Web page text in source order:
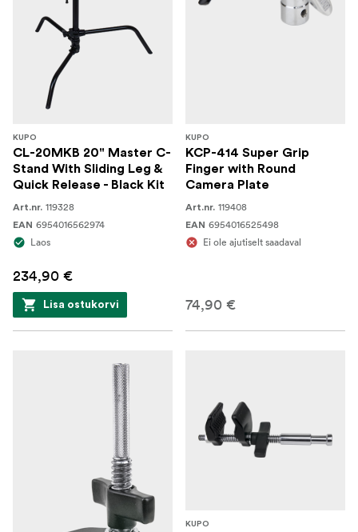
KUPO
CL-20MKB 20" Master C-
Stand With Sliding Leg &
Quick Release - Black Kit
Art.nr. 119328
EAN 6954016562974
Laos
234,90 €
Lisa ostukorvi
KUPO
KCP-414 Super Grip
Finger with Round
Camera Plate
Art.nr. 119408
EAN 6954016525498
Ei ole ajutiselt saadaval
74,90 €
KUPO